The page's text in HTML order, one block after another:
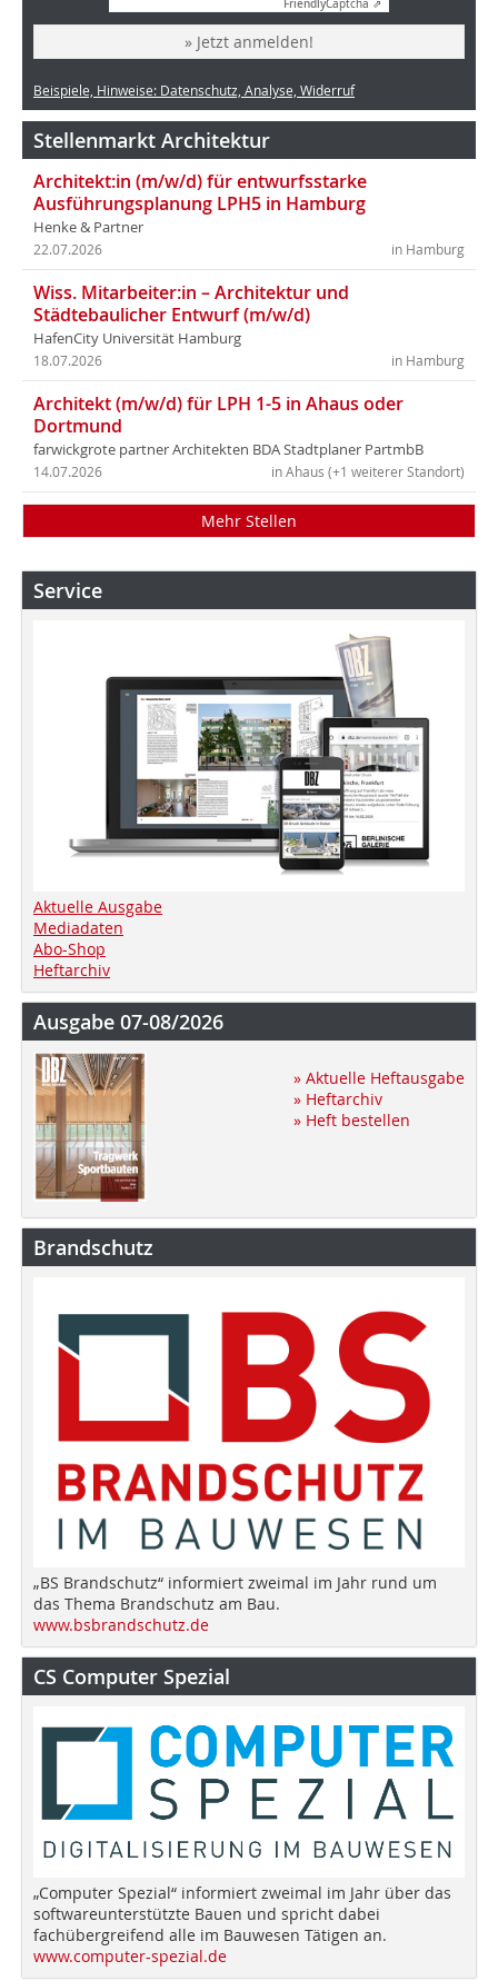
FriendlyCaptcha ⇗
» Jetzt anmelden!
Beispiele, Hinweise: Datenschutz, Analyse, Widerruf
Stellenmarkt Architektur
Architekt:in (m/w/d) für entwurfsstarke
Ausführungsplanung LPH5 in Hamburg
Henke & Partner
in Hamburg
22.07.2026
Wiss. Mitarbeiter:in – Architektur und
Städtebaulicher Entwurf (m/w/d)
HafenCity Universität Hamburg
in Hamburg
18.07.2026
Architekt (m/w/d) für LPH 1-5 in Ahaus oder
Dortmund
farwickgrote partner Architekten BDA Stadtplaner PartmbB
in Ahaus (+1 weiterer Standort)
14.07.2026
Mehr Stellen
Service
Aktuelle Ausgabe
Mediadaten
Abo-Shop
Heftarchiv
Ausgabe 07-08/2026
» Aktuelle Heftausgabe
» Heftarchiv
» Heft bestellen
Brandschutz
„BS Brandschutz“ informiert zweimal im Jahr rund um
das Thema Brandschutz am Bau.
www.bsbrandschutz.de
CS Computer Spezial
„Computer Spezial“ informiert zweimal im Jahr über das
softwareunterstützte Bauen und spricht dabei
fachübergreifend alle im Bauwesen Tätigen an.
www.computer-spezial.de